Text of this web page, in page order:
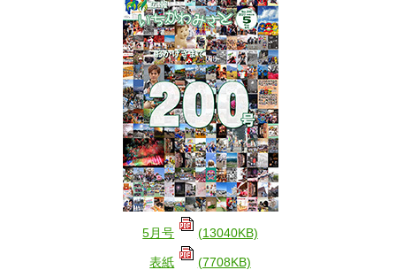
5月号 (13040KB)
表紙 (7708KB)